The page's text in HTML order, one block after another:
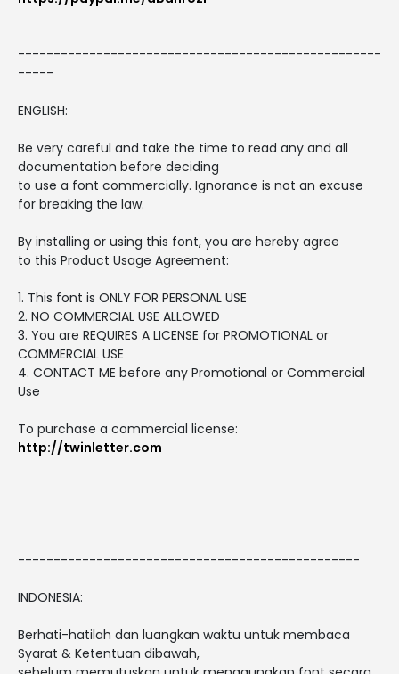
---------------------------------------------------
-----
ENGLISH:
Be very careful and take the time to read any and all
documentation before deciding
to use a font commercially. Ignorance is not an excuse
for breaking the law.
By installing or using this font, you are hereby agree
to this Product Usage Agreement:
1. This font is ONLY FOR PERSONAL USE
2. NO COMMERCIAL USE ALLOWED
3. You are REQUIRES A LICENSE for PROMOTIONAL or
COMMERCIAL USE
4. CONTACT ME before any Promotional or Commercial
Use
To purchase a commercial license:
http://twinletter.com
------------------------------------------------
INDONESIA:
Berhati-hatilah dan luangkan waktu untuk membaca
Syarat & Ketentuan dibawah,